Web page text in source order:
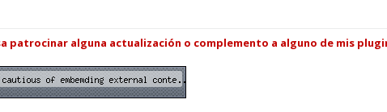
patrocinar alguna actualización o complemento a alguno de mis